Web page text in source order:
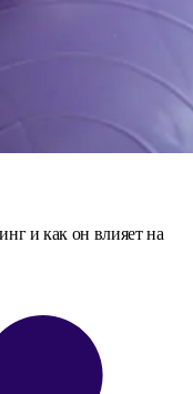
и как он влияет на